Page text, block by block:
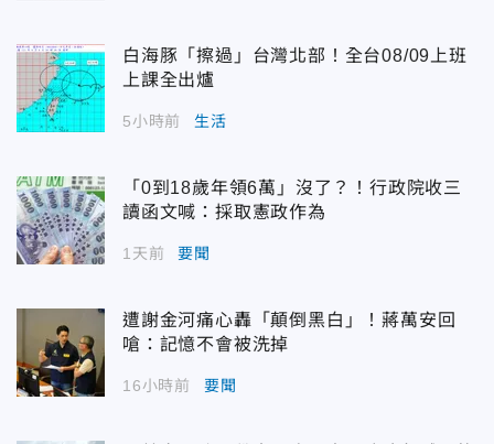
白海豚「擦過」台灣北部！全台08/09上班
上課全出爐
5小時前 生活
「0到18歲年領6萬」沒了？！行政院收三
讀函文喊：採取憲政作為
1天前 要聞
遭謝金河痛心轟「顛倒黑白」！蔣萬安回
嗆：記憶不會被洗掉
16小時前 要聞